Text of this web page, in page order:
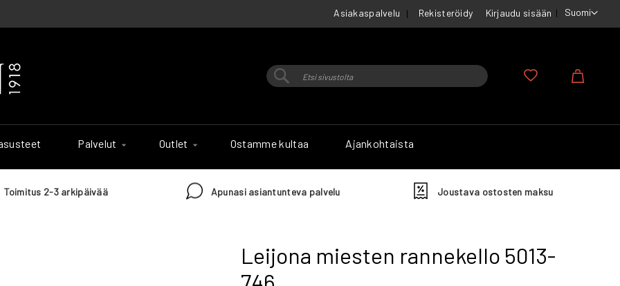
Asiakaspalvelu
Suomi
Rekisteröidy Kirjaudu sisään
Haku
Palvelut Outlet Ostamme kultaa Ajankohtaista
Toimitus 2-3 arkipäivää Apunasi asiantunteva palvelu Joustava ostosten maksu
Leijona miesten rannekello 5013-